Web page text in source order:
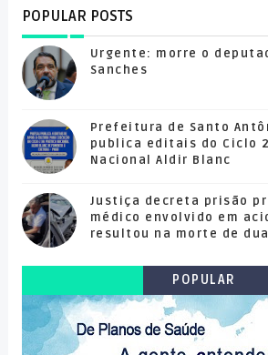
POPULAR POSTS
Urgente: morre o
Sanches
Prefeitura de Santo
publica editais do Ciclo
Nacional Aldir Blanc
Justiça decreta prisão
médico envolvido em
resultou na morte de
POPULAR